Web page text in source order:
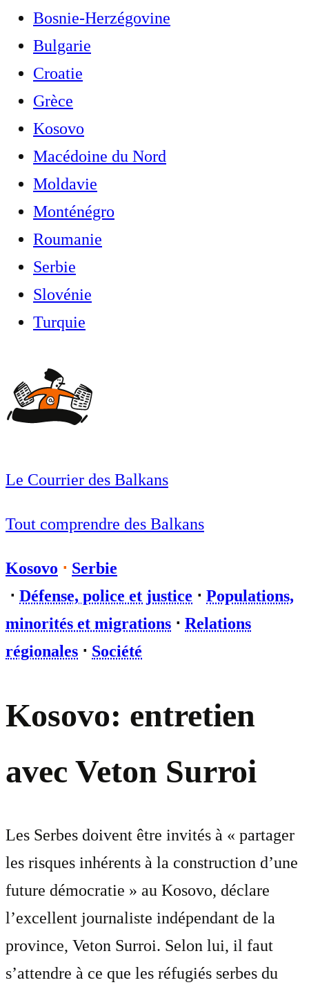
Bosnie-Herzégovine
Bulgarie
Croatie
Grèce
Kosovo
Macédoine du Nord
Moldavie
Monténégro
Roumanie
Serbie
Slovénie
Turquie
Le Courrier des Balkans
Tout comprendre des Balkans
Kosovo ⋅ Serbie
⋅ Défense, police et justice ⋅ Populations,
minorités et migrations ⋅ Relations
régionales ⋅ Société
Kosovo: entretien
avec Veton Surroi
Les Serbes doivent être invités à « partager
les risques inhérents à la construction d’une
future démocratie » au Kosovo, déclare
l’excellent journaliste indépendant de la
province, Veton Surroi. Selon lui, il faut
s’attendre à ce que les réfugiés serbes du